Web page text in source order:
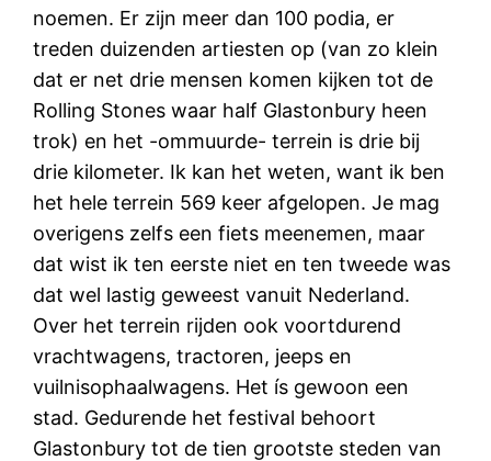
noemen. Er zijn meer dan 100 podia, er
treden duizenden artiesten op (van zo klein
dat er net drie mensen komen kijken tot de
Rolling Stones waar half Glastonbury heen
trok) en het -ommuurde- terrein is drie bij
drie kilometer. Ik kan het weten, want ik ben
het hele terrein 569 keer afgelopen. Je mag
overigens zelfs een fiets meenemen, maar
dat wist ik ten eerste niet en ten tweede was
dat wel lastig geweest vanuit Nederland.
Over het terrein rijden ook voortdurend
vrachtwagens, tractoren, jeeps en
vuilnisophaalwagens. Het ís gewoon een
stad. Gedurende het festival behoort
Glastonbury tot de tien grootste steden van